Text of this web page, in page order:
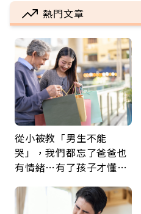
熱門文章
從小被教「男生不能
哭」，我們都忘了爸爸也
有情緒…有了孩子才懂：
久違的關心